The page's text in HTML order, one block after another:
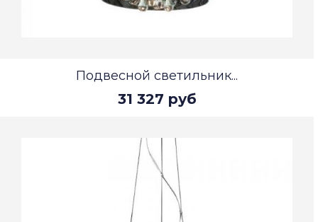
Подвесной светильник...
31 327 руб